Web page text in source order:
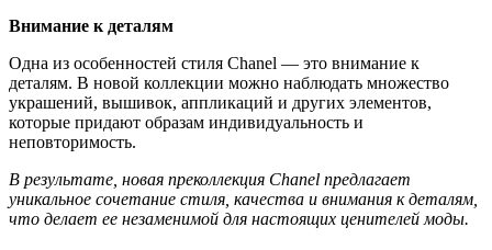
Внимание к деталям
Одна из особенностей стиля Chanel — это внимание к
деталям. В новой коллекции можно наблюдать множество
украшений, вышивок, аппликаций и других элементов,
которые придают образам индивидуальность и
неповторимость.
В результате, новая преколлекция Chanel предлагает
уникальное сочетание стиля, качества и внимания к деталям,
что делает ее незаменимой для настоящих ценителей моды.